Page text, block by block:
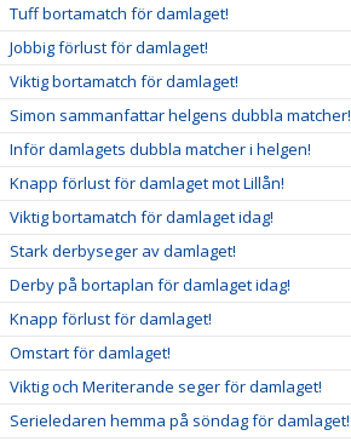
Tuff bortamatch för damlaget!
Jobbig förlust för damlaget!
Viktig bortamatch för damlaget!
Simon sammanfattar helgens dubbla matcher!
Inför damlagets dubbla matcher i helgen!
Knapp förlust för damlaget mot Lillån!
Viktig bortamatch för damlaget idag!
Stark derbyseger av damlaget!
Derby på bortaplan för damlaget idag!
Knapp förlust för damlaget!
Omstart för damlaget!
Viktig och Meriterande seger för damlaget!
Serieledaren hemma på söndag för damlaget!